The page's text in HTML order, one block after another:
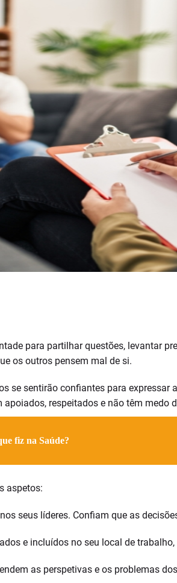
para partilhar questões, levantar
os outros pensem mal de si.
se sentirão confiantes para
respeitados e não têm medo
fiz na Saúde?
aspetos:
seus líderes. Confiam que as
e incluídos no seu local de
as perspetivas e os problemas